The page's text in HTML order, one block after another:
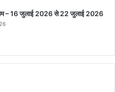
– 16 जुलाई 2026 से 22 जुलाई 2026